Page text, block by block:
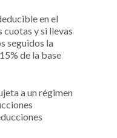
en el
cuotas y si llevas
seguidos la
de la base
a un régimen